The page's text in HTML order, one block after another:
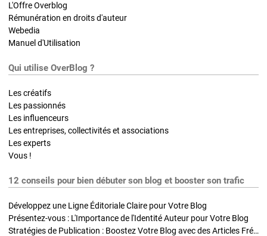
L'Offre Overblog
Rémunération en droits d'auteur
Webedia
Manuel d'Utilisation
Qui utilise OverBlog ?
Les créatifs
Les passionnés
Les influenceurs
Les entreprises, collectivités et associations
Les experts
Vous !
12 conseils pour bien débuter son blog et booster son trafic
Développez une Ligne Éditoriale Claire pour Votre Blog
Présentez-vous : L'Importance de l'Identité Auteur pour Votre Blog
Stratégies de Publication : Boostez Votre Blog avec des Articles Fréquents et Exclusifs